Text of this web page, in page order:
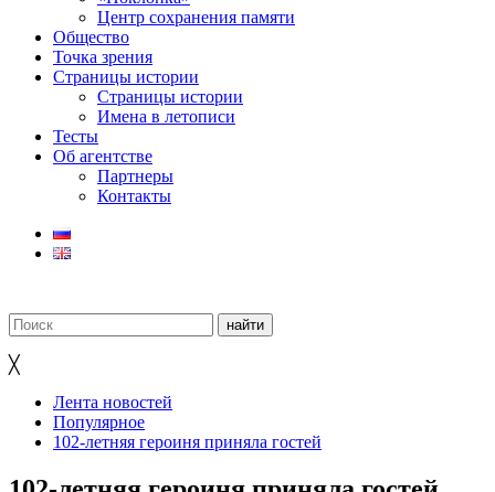
Центр сохранения памяти
Общество
Точка зрения
Страницы истории
Страницы истории
Имена в летописи
Тесты
Об агентстве
Партнеры
Контакты
╳
Лента новостей
Популярное
102-летняя героиня приняла гостей